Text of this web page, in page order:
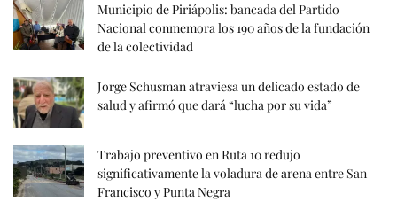
Municipio de Piriápolis: bancada del Partido
Nacional conmemora los 190 años de la fundación
de la colectividad
Jorge Schusman atraviesa un delicado estado de
salud y afirmó que dará “lucha por su vida”
Trabajo preventivo en Ruta 10 redujo
significativamente la voladura de arena entre San
Francisco y Punta Negra